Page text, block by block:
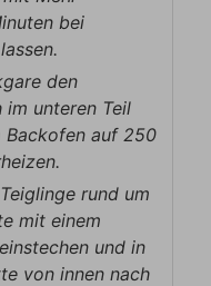
bei
den
unteren Teil
Backofen auf 250
rund um
mit einem
und in
von innen nach